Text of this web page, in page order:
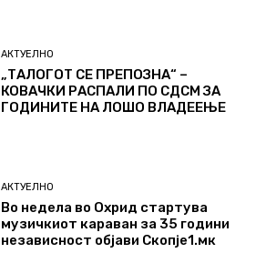
АКТУЕЛНО
„ТАЛОГОТ СЕ ПРЕПОЗНА“ –
КОВАЧКИ РАСПАЛИ ПО СДСМ ЗА
ГОДИНИТЕ НА ЛОШО ВЛАДЕЕЊЕ
АКТУЕЛНО
Во недела во Охрид стартува
музичкиот караван за 35 години
независност објави Скопје1.мк